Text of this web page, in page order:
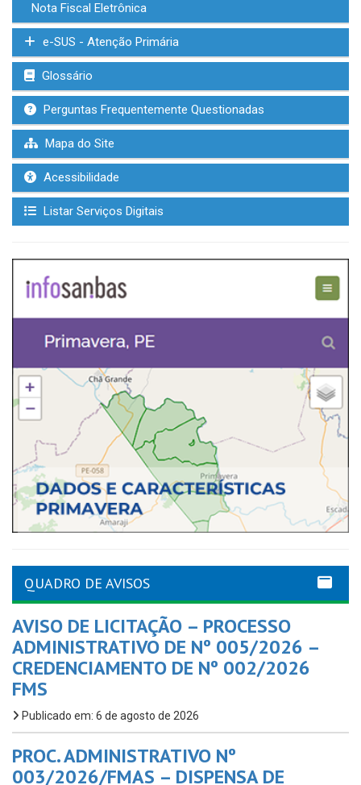
Nota Fiscal Eletrônica
e-SUS - Atenção Primária
Glossário
Perguntas Frequentemente Questionadas
Mapa do Site
Acessibilidade
Listar Serviços Digitais
QUADRO DE AVISOS
AVISO DE LICITAÇÃO – PROCESSO
ADMINISTRATIVO DE Nº 005/2026 –
CREDENCIAMENTO DE Nº 002/2026
FMS
Publicado em: 6 de agosto de 2026
PROC. ADMINISTRATIVO Nº
003/2026/FMAS – DISPENSA DE